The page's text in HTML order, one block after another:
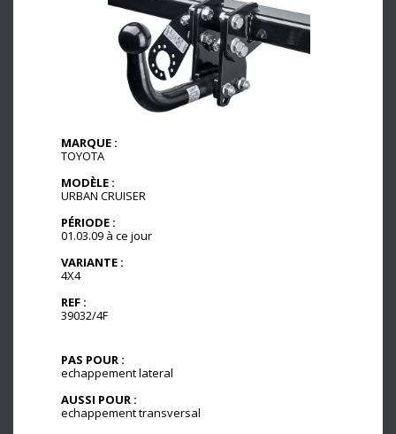
MARQUE :
TOYOTA
MODÈLE :
URBAN CRUISER
PÉRIODE :
01.03.09 à ce jour
VARIANTE :
4X4
REF :
39032/4F
PAS POUR :
echappement lateral
AUSSI POUR :
echappement transversal